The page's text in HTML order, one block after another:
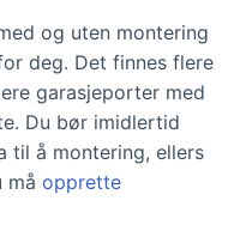
og uten montering
deg. Det finnes flere
garasjeporter med
Du bør imidlertid
til å montering, ellers
må opprette